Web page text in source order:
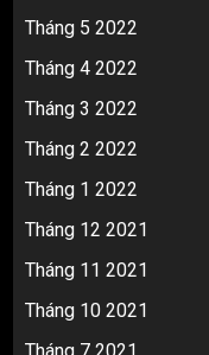
Tháng 5 2022
Tháng 4 2022
Tháng 3 2022
Tháng 2 2022
Tháng 1 2022
Tháng 12 2021
Tháng 11 2021
Tháng 10 2021